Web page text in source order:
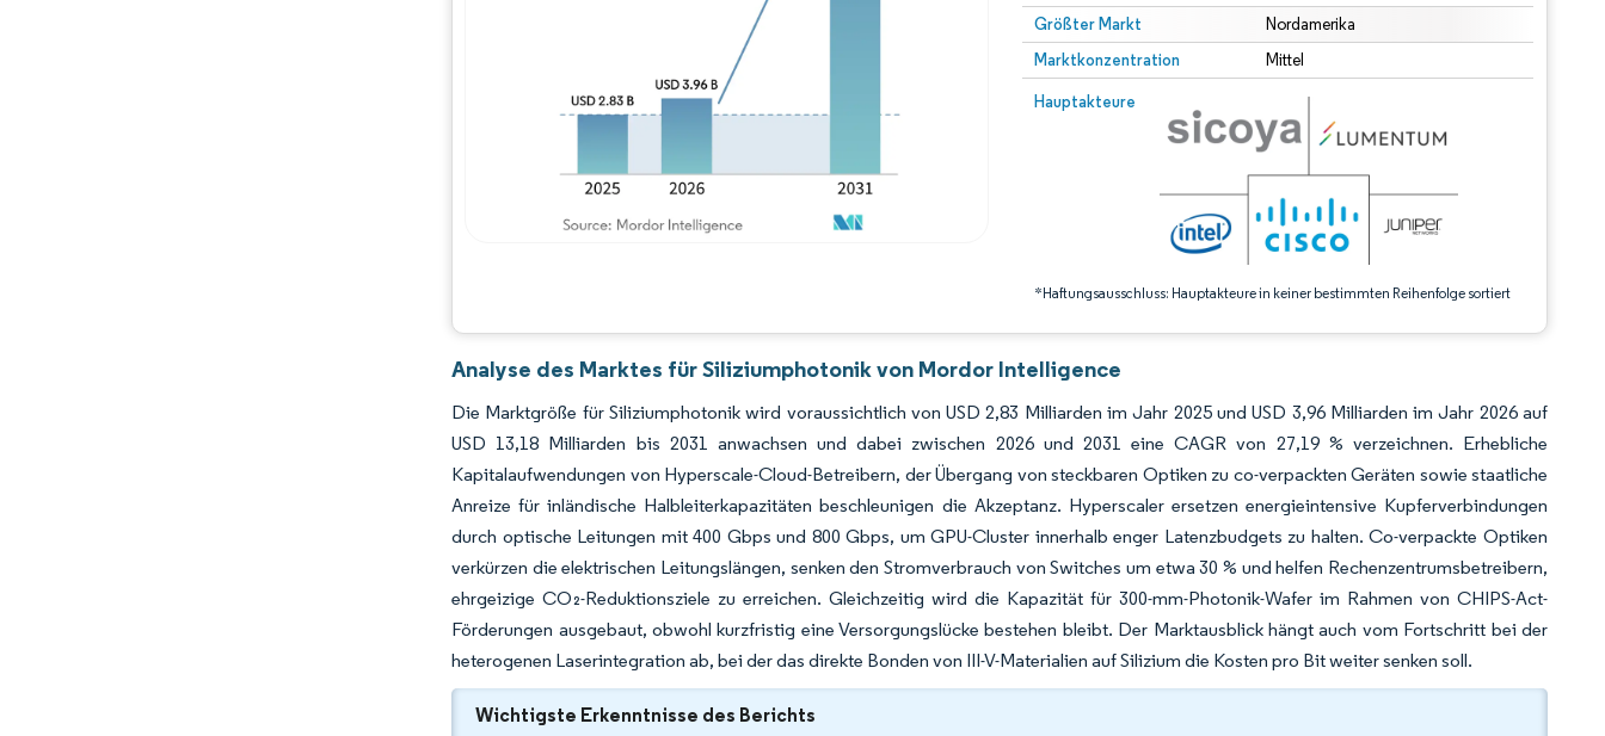
Größter Markt Nordamerika
Marktkonzentration Mittel
Hauptakteure
*Haftungsausschluss: Hauptakteure in keiner bestimmten Reihenfolge sortiert
Bild © Mordor Intelligence. Wiederverwendung erfordert Namensnennung gemäß CC BY 4.0.
Bild © Mordor Intelligence. Wiederverwendung erfordert Namensnennung gemäß CC BY 4.0.
Analyse des Marktes für Siliziumphotonik von Mordor Intelligence
Die Marktgröße für Siliziumphotonik wird voraussichtlich von USD 2,83 Milliarden im Jahr 2025 und USD 3,96 Milliarden im Jahr 2026 auf
USD 13,18 Milliarden bis 2031 anwachsen und dabei zwischen 2026 und 2031 eine CAGR von 27,19 % verzeichnen. Erhebliche
Kapitalaufwendungen von Hyperscale-Cloud-Betreibern, der Übergang von steckbaren Optiken zu co-verpackten Geräten sowie staatliche
Anreize für inländische Halbleiterkapazitäten beschleunigen die Akzeptanz. Hyperscaler ersetzen energieintensive Kupferverbindungen
durch optische Leitungen mit 400 Gbps und 800 Gbps, um GPU-Cluster innerhalb enger Latenzbudgets zu halten. Co-verpackte Optiken
verkürzen die elektrischen Leitungslängen, senken den Stromverbrauch von Switches um etwa 30 % und helfen Rechenzentrumsbetreibern,
ehrgeizige CO₂-Reduktionsziele zu erreichen. Gleichzeitig wird die Kapazität für 300-mm-Photonik-Wafer im Rahmen von CHIPS-Act-
Förderungen ausgebaut, obwohl kurzfristig eine Versorgungslücke bestehen bleibt. Der Marktausblick hängt auch vom Fortschritt bei der
heterogenen Laserintegration ab, bei der das direkte Bonden von III-V-Materialien auf Silizium die Kosten pro Bit weiter senken soll.
Wichtigste Erkenntnisse des Berichts